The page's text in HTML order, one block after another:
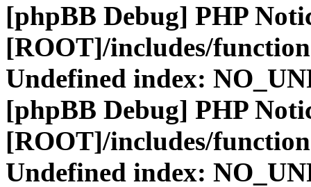
[phpBB Debug] PHP
[ROOT]/includes/
Undefined index:
[phpBB Debug] PHP
[ROOT]/includes/
Undefined index: